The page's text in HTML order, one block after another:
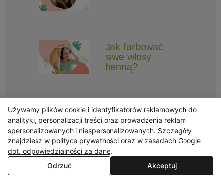
Jak farbować
siwe włosy
henną?
Obserwuj Triny, by nie ominęły Cię najlepsze promocje i informacje
o nowościach.
Używamy plików cookie i identyfikatorów reklamowych do
analityki, personalizacji treści oraz prowadzenia reklam
spersonalizowanych i niespersonalizowanych. Szczegóły
znajdziesz w polityce prywatności oraz w zasadach Google
dot. odpowiedzialności za dane.
Odrzuć
Akceptuj